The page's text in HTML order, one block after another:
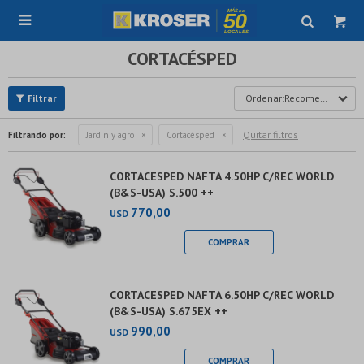

CORTACÉSPED
Recomendados
Filtrando por: Jardin y agro Cortacésped Quitar filtros
CORTACESPED NAFTA 4.50HP C/REC WORLD
(B&S-USA) S.500 ++
USD 770,00
CORTACESPED NAFTA 6.50HP C/REC WORLD
(B&S-USA) S.675EX ++
USD 990,00